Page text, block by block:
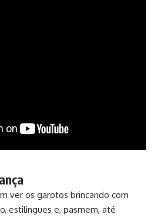
ver os garotos brincando com
estilingues e, pasmem, até